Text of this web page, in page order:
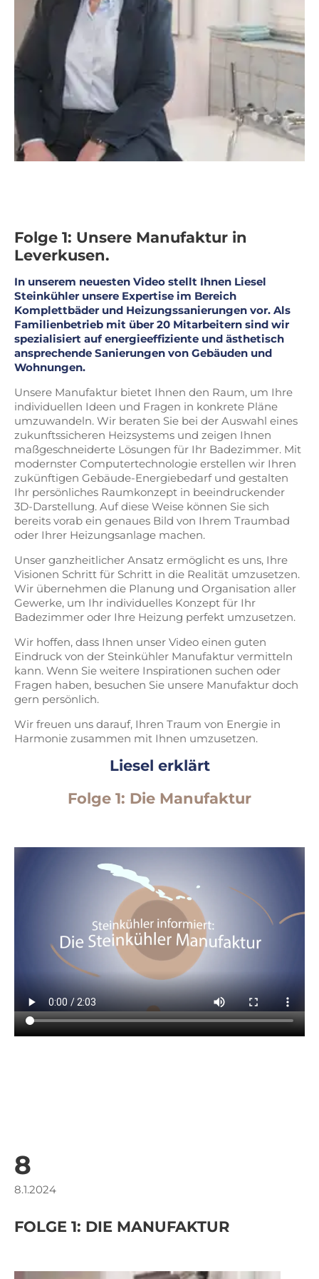
Folge 1: Unsere Manufaktur in
Leverkusen.
In unserem neuesten Video stellt Ihnen Liesel
Steinkühler unsere Expertise im Bereich
Komplettbäder und Heizungssanierungen vor. Als
Familienbetrieb mit über 20 Mitarbeitern sind wir
spezialisiert auf energieeffiziente und ästhetisch
ansprechende Sanierungen von Gebäuden und
Wohnungen.
Unsere Manufaktur bietet Ihnen den Raum, um Ihre
individuellen Ideen und Fragen in konkrete Pläne
umzuwandeln. Wir beraten Sie bei der Auswahl eines
zukunftssicheren Heizsystems und zeigen Ihnen
maßgeschneiderte Lösungen für Ihr Badezimmer. Mit
modernster Computertechnologie erstellen wir Ihren
zukünftigen Gebäude-Energiebedarf und gestalten
Ihr persönliches Raumkonzept in beeindruckender
3D-Darstellung. Auf diese Weise können Sie sich
bereits vorab ein genaues Bild von Ihrem Traumbad
oder Ihrer Heizungsanlage machen.
Unser ganzheitlicher Ansatz ermöglicht es uns, Ihre
Visionen Schritt für Schritt in die Realität umzusetzen.
Wir übernehmen die Planung und Organisation aller
Gewerke, um Ihr individuelles Konzept für Ihr
Badezimmer oder Ihre Heizung perfekt umzusetzen.
Wir hoffen, dass Ihnen unser Video einen guten
Eindruck von der Steinkühler Manufaktur vermitteln
kann. Wenn Sie weitere Inspirationen suchen oder
Fragen haben, besuchen Sie unsere Manufaktur doch
gern persönlich.
Wir freuen uns darauf, Ihren Traum von Energie in
Harmonie zusammen mit Ihnen umzusetzen.
Liesel erklärt
Folge 1: Die Manufaktur
8
8.1.2024
FOLGE 1: DIE MANUFAKTUR